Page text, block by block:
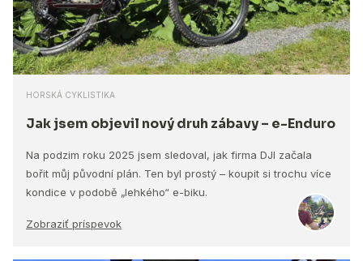
HORSKÁ CYKLISTIKA
Jak jsem objevil nový druh zábavy – e-Enduro
Na podzim roku 2025 jsem sledoval, jak firma DJI začala
bořit můj původní plán. Ten byl prostý – koupit si trochu více
kondice v podobě „lehkého“ e-biku.
Zobraziť príspevok